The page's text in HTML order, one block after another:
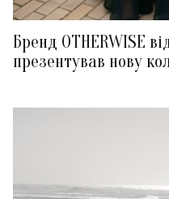
Бренд OTHERWISE
презентував нову